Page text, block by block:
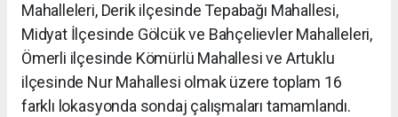
Mahalleleri, Derik ilçesinde Tepabağı Mahallesi,
Midyat İlçesinde Gölcük ve Bahçelievler Mahalleleri,
Ömerli ilçesinde Kömürlü Mahallesi ve Artuklu
ilçesinde Nur Mahallesi olmak üzere toplam 16
farklı lokasyonda sondaj çalışmaları tamamlandı.